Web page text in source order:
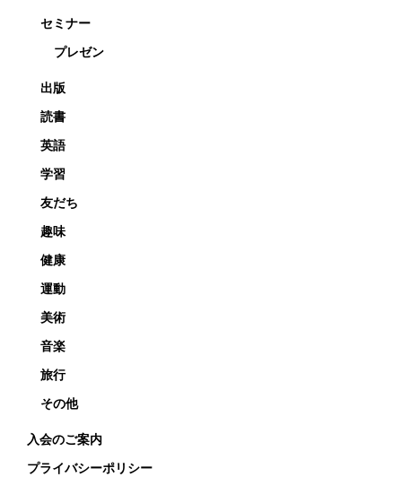
セミナー
プレゼン
出版
読書
英語
学習
友だち
趣味
健康
運動
美術
音楽
旅行
その他
入会のご案内
プライバシーポリシー